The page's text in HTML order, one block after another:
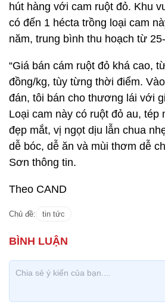
hút hàng với cam ruột đỏ. Khu
có đến 1 hécta trồng loại cam
năm, trung bình thu hoạch từ
“Giá bán cám ruột đỏ khá cao,
đồng/kg, tùy từng thời điểm.
đán, tôi bán cho thương lái với
Loại cam này có ruột đỏ au,
đẹp mắt, vị ngọt dịu lẫn chua
dễ bóc, dễ ăn và mùi thơm dễ
Sơn thông tin.
Theo CAND
Chủ đề: tin tức